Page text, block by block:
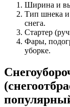
Ширина и
Тип шнека и
снега.
Стартер
Фары,
уборке.